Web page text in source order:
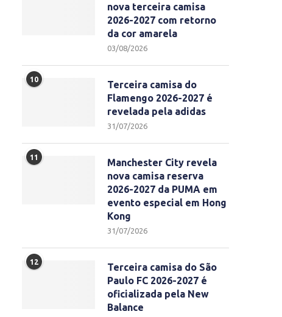
nova terceira camisa
2026-2027 com retorno
da cor amarela
03/08/2026
10
Terceira camisa do
Flamengo 2026-2027 é
revelada pela adidas
31/07/2026
11
Manchester City revela
nova camisa reserva
2026-2027 da PUMA em
evento especial em Hong
Kong
31/07/2026
12
Terceira camisa do São
Paulo FC 2026-2027 é
oficializada pela New
Balance